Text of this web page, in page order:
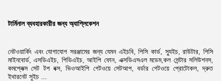
টার্মিনাল ব্যবহারকারীর জন্য অ্যাপ্লিকেশন
নেটওয়ার্কিং এবং যোগাযোগ সরঞ্জামের জন্য যেমন এইচবি, পিসি কার্ড, স্যুইচ, রাউটার, পিসি
মাইনবোর্ড, এসডিএইচ, পিডিএইচ, আইপি ফোন, এক্সডিএসএল মডেম,কল সেন্টার সলিউশনস,
কমপ্লেক্স সেট টপ বক্স, ভিওআইপি গেটওয়ে সেটআপ, বর্ডার গেটওয়ে প্রোটোকল, দ্রুত
ইথারনেট সুইচ ...